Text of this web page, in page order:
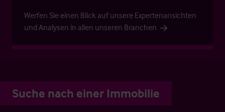
Werfen Sie einen Blick auf unsere Expertenansichten
und Analysen in allen unseren Branchen
Suche nach einer Immobilie